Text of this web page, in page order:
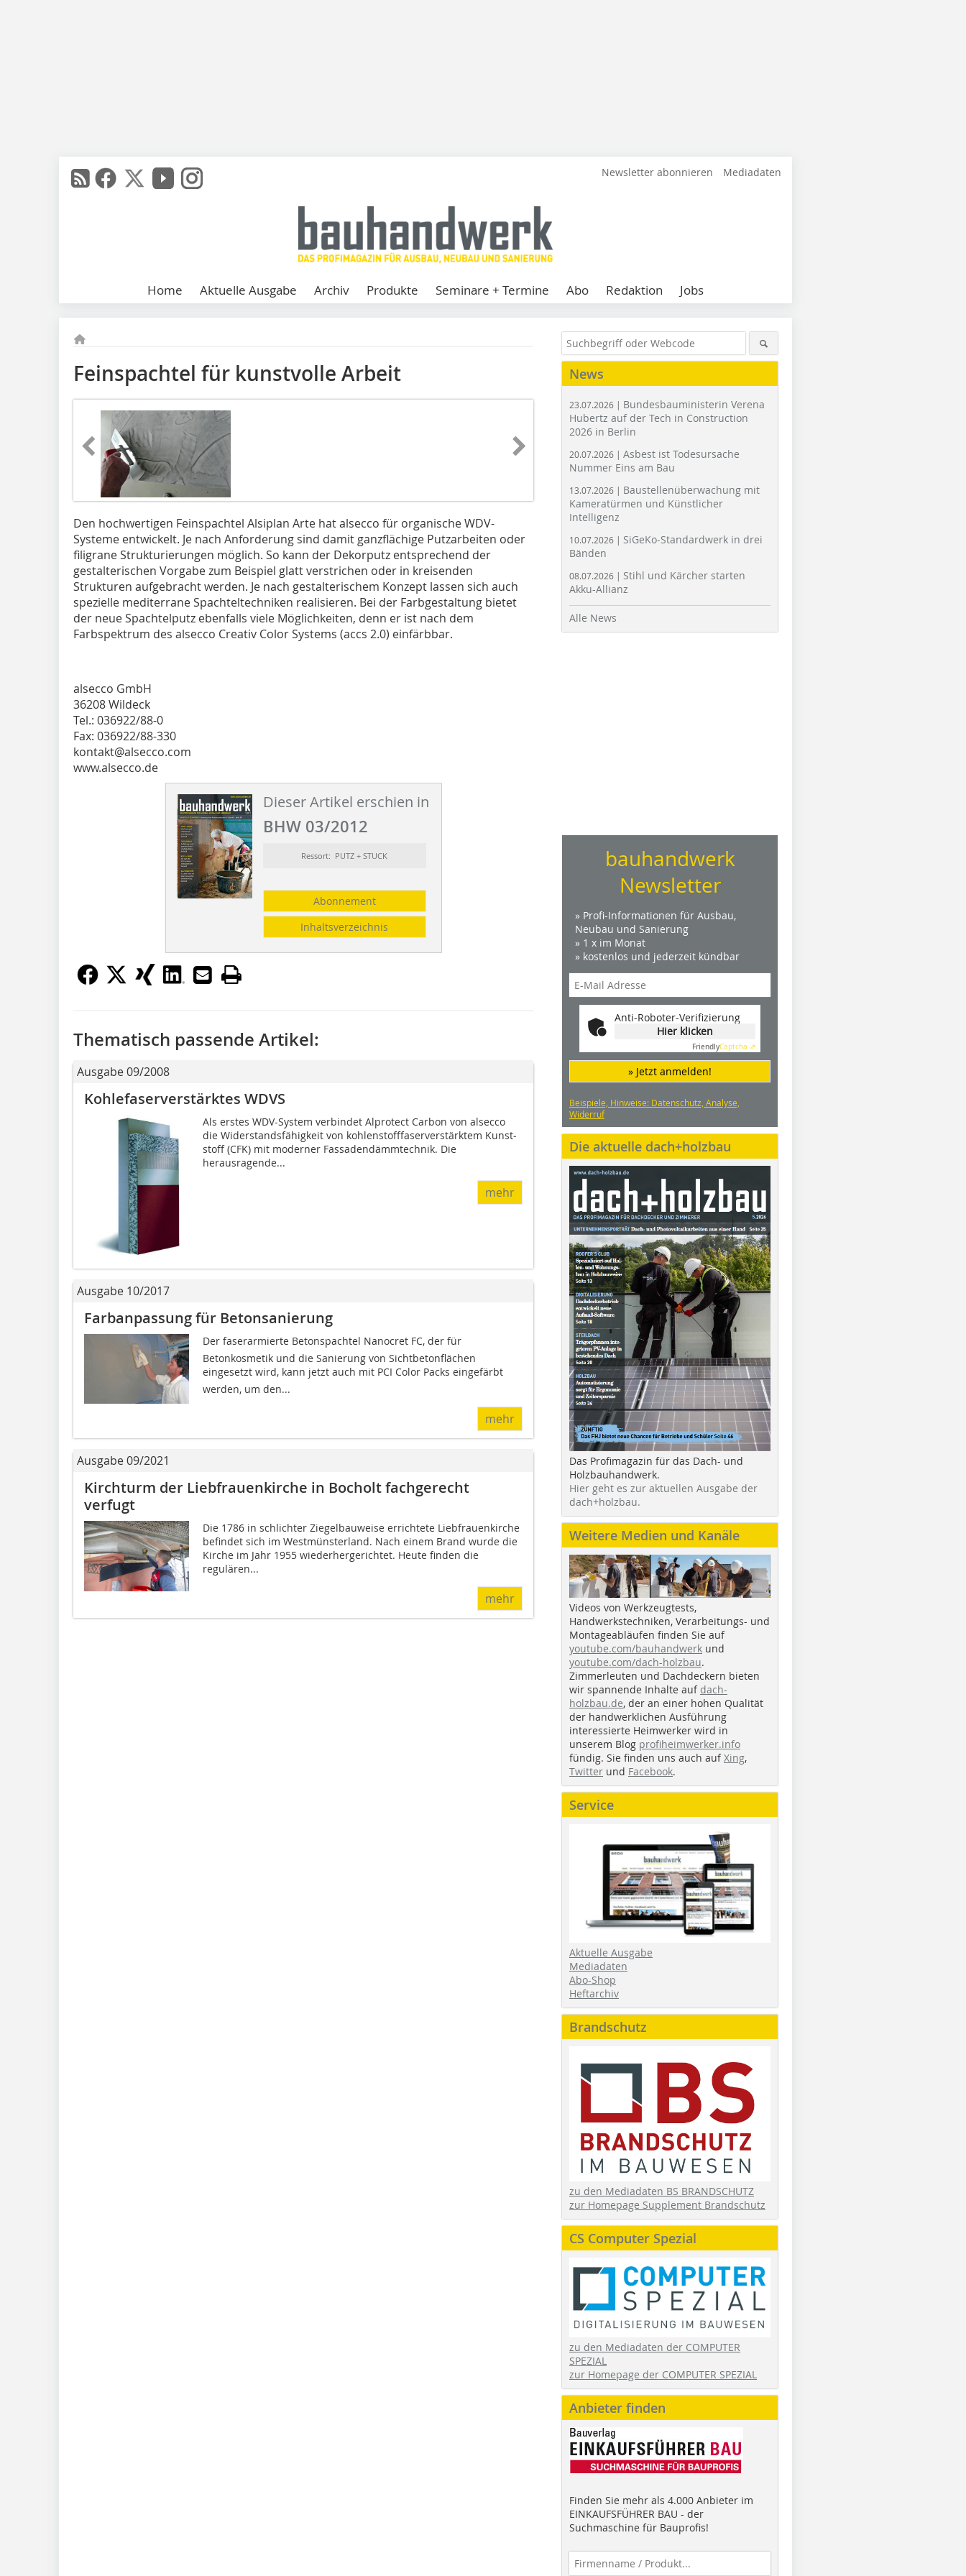
Newsletter abonnieren Mediadaten
Home Aktuelle Ausgabe Archiv Produkte Seminare + Termine Abo Redaktion Jobs
Feinspachtel für kunstvolle Arbeit
Den hochwertigen Feinspachtel Alsiplan Arte hat alsecco für organische WDV-
Systeme entwickelt. Je nach Anforderung sind damit ganzflächige Putzarbeiten oder
filigrane Strukturierungen möglich. So kann der Dekorputz entsprechend der
gestalterischen Vorgabe zum Beispiel glatt verstrichen oder in kreisenden
Strukturen aufgebracht werden. Je nach gestalterischem Konzept lassen sich auch
spezielle mediterrane Spachteltechniken realisieren. Bei der Farbgestaltung bietet
der neue Spachtelputz ebenfalls viele Möglichkeiten, denn er ist nach dem
Farbspektrum des alsecco Creativ Color Systems (accs 2.0) einfärbbar.
alsecco GmbH
36208 Wildeck
Tel.: 036922/88-0
Fax: 036922/88-330
kontakt@alsecco.com
www.alsecco.de
Dieser Artikel erschien in
BHW 03/2012
Ressort: PUTZ + STUCK
Abonnement
Inhaltsverzeichnis
Thematisch passende Artikel:
Ausgabe 09/2008
Kohlefaserverstärktes WDVS
Als erstes WDV-System verbindet Alprotect Carbon von alsecco
die Widerstandsfähigkeit von kohlenstofffaserverstärktem Kunst­
stoff (CFK) mit moderner Fassadendämmtechnik. Die
herausragende...
mehr
Ausgabe 10/2017
Farbanpassung für Betonsanierung
Der faserarmierte Betonspachtel Nanocret FC, der für
Betonkosmetik und die Sanierung von Sichtbetonflächen
eingesetzt wird, kann jetzt auch mit PCI Color Packs eingefärbt
werden, um den...
mehr
Ausgabe 09/2021
Kirchturm der Liebfrauenkirche in Bocholt fachgerecht
verfugt
Die 1786 in schlichter Ziegelbauweise errichtete Liebfrauenkirche
befindet sich im Westmünsterland. Nach einem Brand wurde die
Kirche im Jahr 1955 wiederhergerichtet. Heute finden die
regulären...
mehr
News
23.07.2026 | Bundesbauministerin Verena
Hubertz auf der Tech in Construction
2026 in Berlin
20.07.2026 | Asbest ist Todesursache
Nummer Eins am Bau
13.07.2026 | Baustellenüberwachung mit
Kameratürmen und Künstlicher
Intelligenz
10.07.2026 | SiGeKo-Standardwerk in drei
Bänden
08.07.2026 | Stihl und Kärcher starten
Akku-Allianz
Alle News
bauhandwerk
Newsletter
» Profi-Informationen für Ausbau,
Neubau und Sanierung
» 1 x im Monat
» kostenlos und jederzeit kündbar
Anti-Roboter-Verifizierung
Hier klicken
FriendlyCaptcha ⇗
» Jetzt anmelden!
Beispiele, Hinweise: Datenschutz, Analyse,
Widerruf
Die aktuelle dach+holzbau
Das Profimagazin für das Dach- und
Holzbauhandwerk.
Hier geht es zur aktuellen Ausgabe der
dach+holzbau.
Weitere Medien und Kanäle
Videos von Werkzeugtests,
Handwerkstechniken, Verarbeitungs- und
Montageabläufen finden Sie auf
youtube.com/bauhandwerk und
youtube.com/dach-holzbau.
Zimmerleuten und Dachdeckern bieten
wir spannende Inhalte auf dach-
holzbau.de, der an einer hohen Qualität
der handwerklichen Ausführung
interessierte Heimwerker wird in
unserem Blog profiheimwerker.info
fündig. Sie finden uns auch aufXing,
Twitter und Facebook.
Service
Aktuelle Ausgabe
Mediadaten
Abo-Shop
Heftarchiv
Brandschutz
zu den Mediadaten BS BRANDSCHUTZ
zur Homepage Supplement Brandschutz
CS Computer Spezial
zu den Mediadaten der COMPUTER
SPEZIAL
zur Homepage der COMPUTER SPEZIAL
Anbieter finden
Finden Sie mehr als 4.000 Anbieter im
EINKAUFSFÜHRER BAU - der
Suchmaschine für Bauprofis!